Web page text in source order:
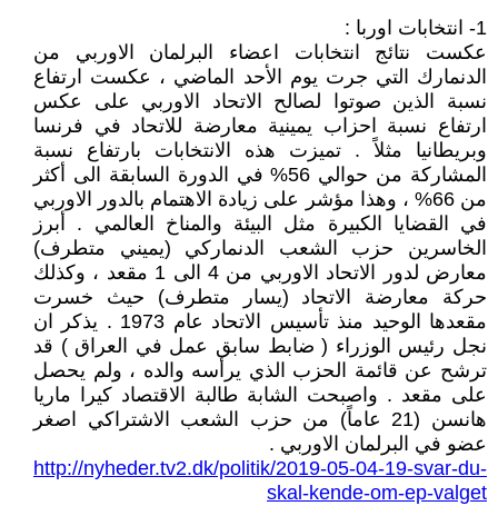
1- انتخابات اوربا :
عكست نتائج انتخابات اعضاء البرلمان الاوربي من
الدنمارك التي جرت يوم الأحد الماضي ، عكست ارتفاع
نسبة الذين صوتوا لصالح الاتحاد الاوربي على عكس
ارتفاع نسبة احزاب يمينية معارضة للاتحاد في فرنسا
وبريطانيا مثلاً . تميزت هذه الانتخابات بارتفاع نسبة
المشاركة من حوالي 56% في الدورة السابقة الى أكثر
من 66% ، وهذا مؤشر على زيادة الاهتمام بالدور الاوربي
في القضايا الكبيرة مثل البيئة والمناخ العالمي . أبرز
الخاسرين حزب الشعب الدنماركي (يميني متطرف)
معارض لدور الاتحاد الاوربي من 4 الى 1 مقعد ، وكذلك
حركة معارضة الاتحاد (يسار متطرف) حيث خسرت
مقعدها الوحيد منذ تأسيس الاتحاد عام 1973 . يذكر ان
نجل رئيس الوزراء ( ضابط سابق عمل في العراق ) قد
ترشح عن قائمة الحزب الذي يرأسه والده ، ولم يحصل
على مقعد . واصبحت الشابة طالبة الاقتصاد كيرا ماريا
هانسن (21 عاماً) من حزب الشعب الاشتراكي اصغر
عضو في البرلمان الاوربي .
http://nyheder.tv2.dk/politik/2019-05-04-19-svar-du-
skal-kende-om-ep-valget